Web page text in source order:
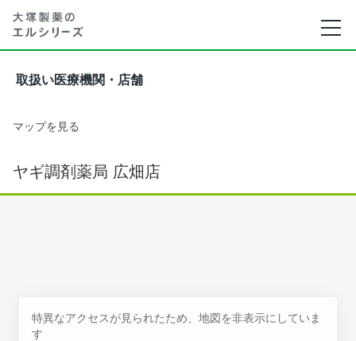
取扱い医療機関・店舗
マップを見る
ヤギ調剤薬局 広畑店
特異なアクセスが見られたため、地図を非表示にしていま
す